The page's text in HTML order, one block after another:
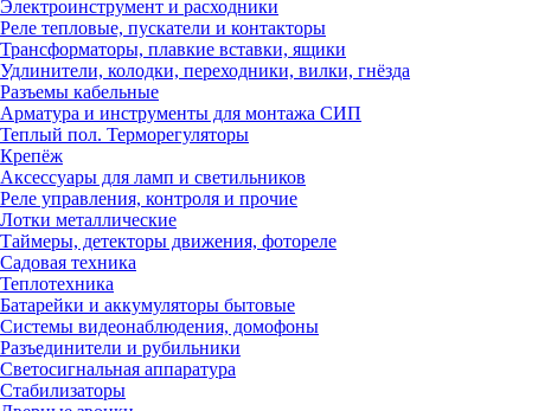
Электроинструмент и расходники
Реле тепловые, пускатели и контакторы
Трансформаторы, плавкие вставки, ящики
Удлинители, колодки, переходники, вилки, гнёзда
Разъемы кабельные
Арматура и инструменты для монтажа СИП
Теплый пол. Терморегуляторы
Крепёж
Аксессуары для ламп и светильников
Реле управления, контроля и прочие
Лотки металлические
Таймеры, детекторы движения, фотореле
Садовая техника
Теплотехника
Батарейки и аккумуляторы бытовые
Системы видеонаблюдения, домофоны
Разъединители и рубильники
Светосигнальная аппаратура
Стабилизаторы